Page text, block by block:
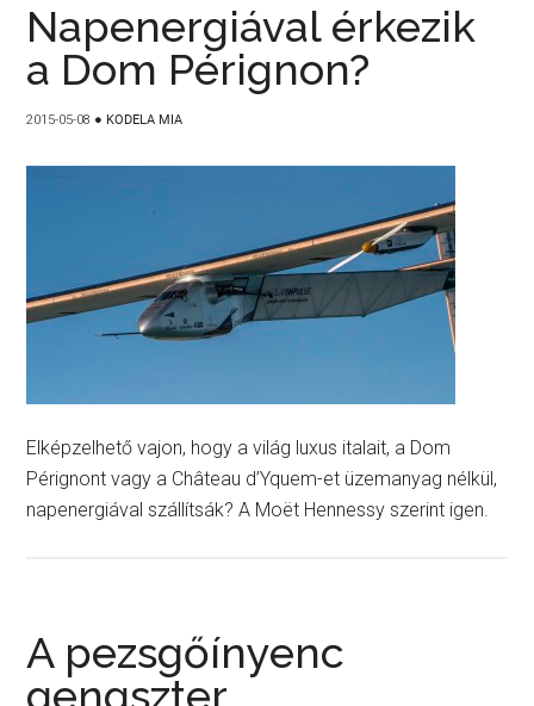
Napenergiával érkezik
a Dom Pérignon?
2015-05-08 ● KODELA MIA
Elképzelhető vajon, hogy a világ luxus italait, a Dom
Pérignont vagy a Château d’Yquem-et üzemanyag nélkül,
napenergiával szállítsák? A Moët Hennessy szerint igen.
A pezsgőínyenc
gengszter